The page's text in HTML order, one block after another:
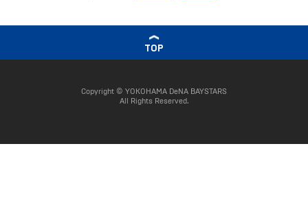
TOP
Copyright © YOKOHAMA DeNA BAYSTARS
All Rights Reserved.